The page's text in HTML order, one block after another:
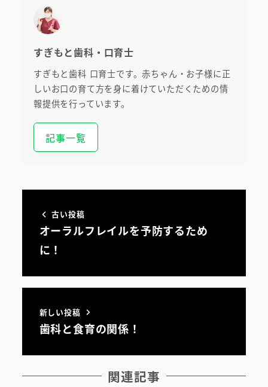
医院案内・アクセス
すぎもと歯科・口育士
すぎもと歯科 口育士です。赤ちゃん・お子様に正
しいお口の育て方を身に着けていただくための情
報提供を行っています。
記事一覧
古い投稿
オーラルフレイルを予防するため
に！
新しい投稿
歯科と食育の関係！
関連記事